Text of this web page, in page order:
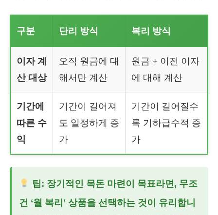
구분 단리 방식 복리 방식
이자 계
산 대상
오직 원금에 대
해서만 계산
원금 + 이전 이자
에 대해 계산
기간에
따른 수
익
기간이 길어져
도 일정하게 증
가
기간이 길어질수
록 기하급수적 증
가
팁: 장기적인 목돈 마련이 목표라면, 무조
건 ‘월 복리’ 상품을 선택하는 것이 유리합니